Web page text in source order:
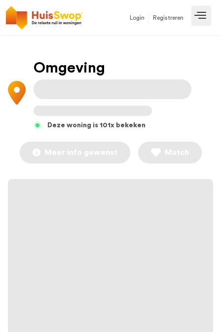
Login Registreren
Omgeving
Deze woning is 101x bekeken
Meer info gewenst Match